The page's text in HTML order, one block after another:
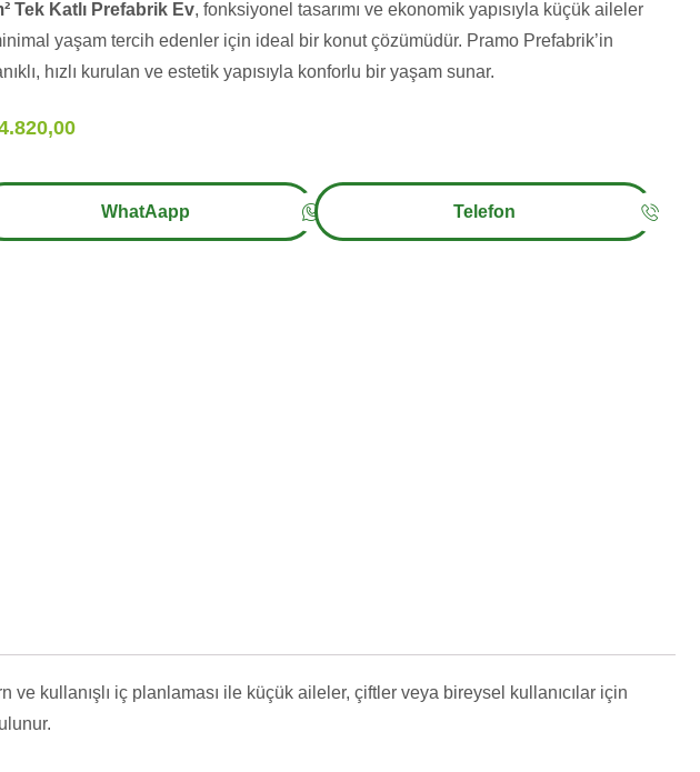
Tek Katlı Prefabrik Ev, fonksiyonel tasarımı ve ekonomik yapısıyla küçük aileler
yaşam tercih edenler için ideal bir konut çözümüdür. Pramo Prefabrik’in
hızlı kurulan ve estetik yapısıyla konforlu bir yaşam sunar.
WhatAapp Telefon
ve kullanışlı iç planlaması ile küçük aileler, çiftler veya bireysel kullanıcılar için